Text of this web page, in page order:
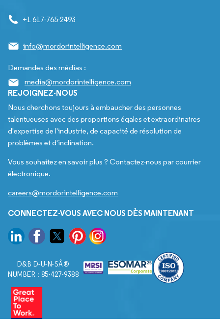
+1 617-765-2493
info@mordorintelligence.com
Demandes des médias :
media@mordorintelligence.com
REJOIGNEZ-NOUS
Nous cherchons toujours à embaucher des personnes
talentueuses avec des proportions égales et extraordinaires
d'expertise de l'industrie, de capacité de résolution de
problèmes et d'inclination.
Vous souhaitez en savoir plus ? Contactez-nous par courrier
électronique.
careers@mordorintelligence.com
CONNECTEZ-VOUS AVEC NOUS DÈS MAINTENANT
D&B D-U-N-SÂ®
NUMBER : 85-427-9388